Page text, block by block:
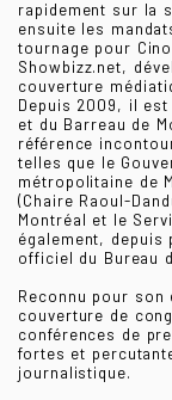
rapidement sur la
ensuite les
tournage pour
Showbizz.net,
couverture
Depuis 2009, il
et du Barreau de
référence
telles que le
métropolitaine de
(Chaire Raoul-
Montréal et le
également, depuis
officiel du Bureau
Reconnu pour
couverture de
conférences de
fortes et
journalistique.